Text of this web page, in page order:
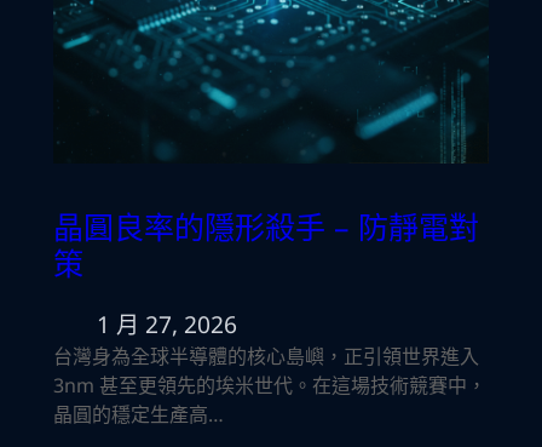
晶圓良率的隱形殺手 – 防靜電對
策
1 月 27, 2026
台灣身為全球半導體的核心島嶼，正引領世界進入
3nm 甚至更領先的埃米世代。在這場技術競賽中，
晶圓的穩定生產高…